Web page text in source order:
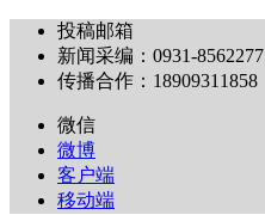
投稿邮箱
新闻采编：0931-8562277
传播合作：18909311858
微信
微博
客户端
移动端